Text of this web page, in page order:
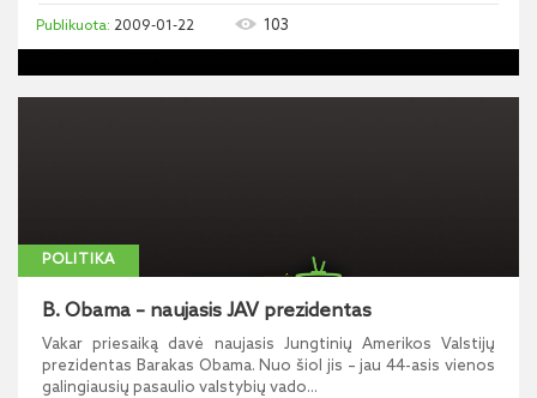
2009-01-22 103
POLITIKA
B. Obama – naujasis JAV prezidentas
Vakar priesaiką davė naujasis Jungtinių Amerikos Valstijų
prezidentas Barakas Obama. Nuo šiol jis – jau 44-asis vienos
galingiausių pasaulio valstybių vado...